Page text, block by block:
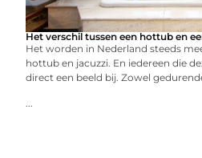
Het verschil tussen een hottub en
Het worden in Nederland steeds
hottub en jacuzzi. En iedereen die
direct een beeld bij. Zowel
...